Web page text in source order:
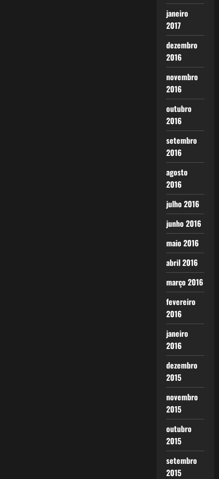
janeiro
2017
dezembro
2016
novembro
2016
outubro
2016
setembro
2016
agosto
2016
julho 2016
junho 2016
maio 2016
abril 2016
março 2016
fevereiro
2016
janeiro
2016
dezembro
2015
novembro
2015
outubro
2015
setembro
2015